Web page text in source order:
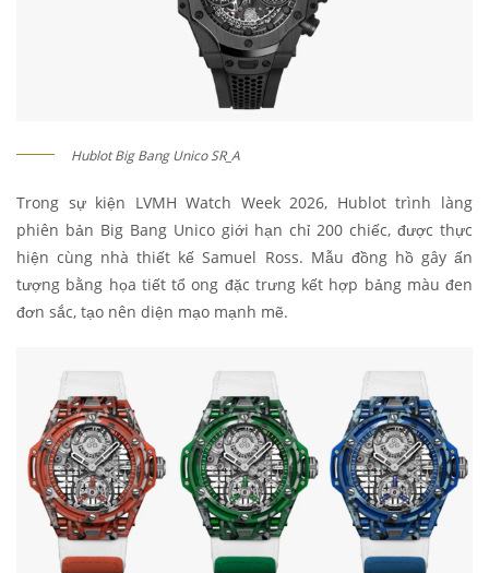
Hublot Big Bang Unico SR_A
Trong sự kiện LVMH Watch Week 2026, Hublot trình làng
phiên bản Big Bang Unico giới hạn chỉ 200 chiếc, được thực
hiện cùng nhà thiết kế Samuel Ross. Mẫu đồng hồ gây ấn
tượng bằng họa tiết tổ ong đặc trưng kết hợp bảng màu đen
đơn sắc, tạo nên diện mạo mạnh mẽ.